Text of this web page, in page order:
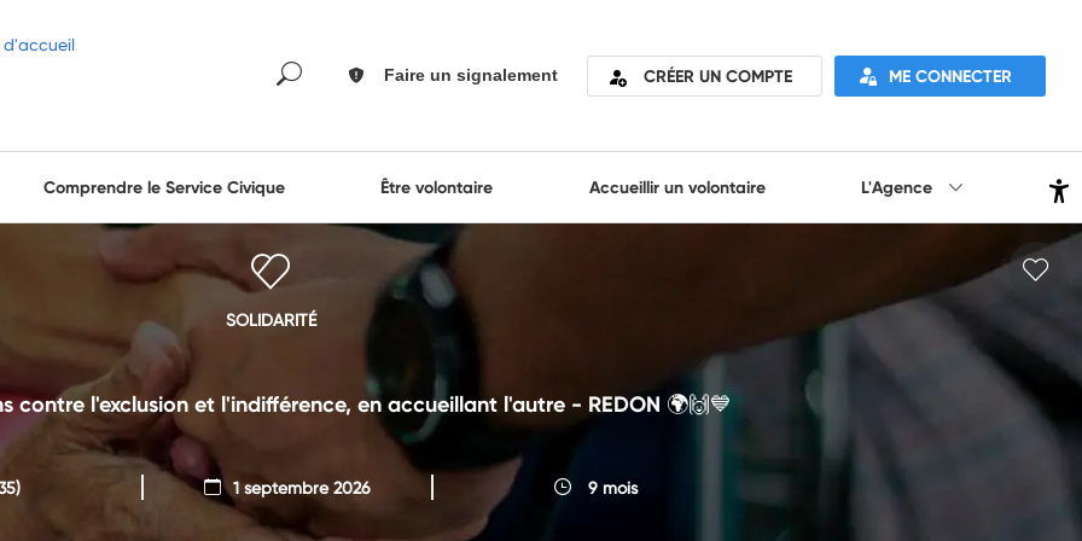
Faire un signalement CRÉER UN COMPTE ME CONNECTER
Comprendre le Service Civique Être volontaire Accueillir un volontaire L'Agence
SOLIDARITÉ
contre l'exclusion et l'indifférence, en accueillant l'autre - REDON 🌍🙌💙
1 septembre 2026 9 mois